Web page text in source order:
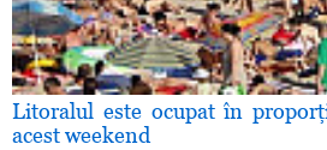
Litoralul este ocupat în
acest weekend